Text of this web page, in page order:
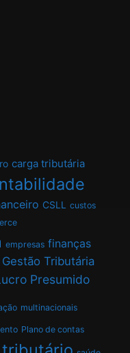
carga tributária
CSLL custos
empresas finanças
Gestão Tributária
Presumido
multinacionais
Plano de contas